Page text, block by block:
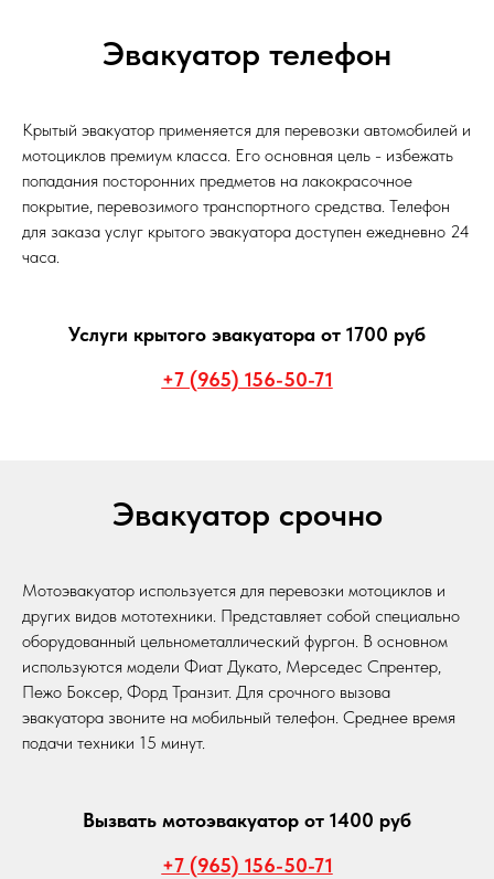
Эвакуатор телефон
Крытый эвакуатор применяется для перевозки автомобилей и
мотоциклов премиум класса. Его основная цель - избежать
попадания посторонних предметов на лакокрасочное
покрытие, перевозимого транспортного средства. Телефон
для заказа услуг крытого эвакуатора доступен ежедневно 24
часа.
Услуги крытого эвакуатора от 1700 руб
+7 (965) 156-50-71
Эвакуатор срочно
Мотоэвакуатор используется для перевозки мотоциклов и
других видов мототехники. Представляет собой специально
оборудованный цельнометаллический фургон. В основном
используются модели Фиат Дукато, Мерседес Спрентер,
Пежо Боксер, Форд Транзит. Для срочного вызова
эвакуатора звоните на мобильный телефон. Среднее время
подачи техники 15 минут.
Вызвать мотоэвакуатор от 1400 руб
+7 (965) 156-50-71